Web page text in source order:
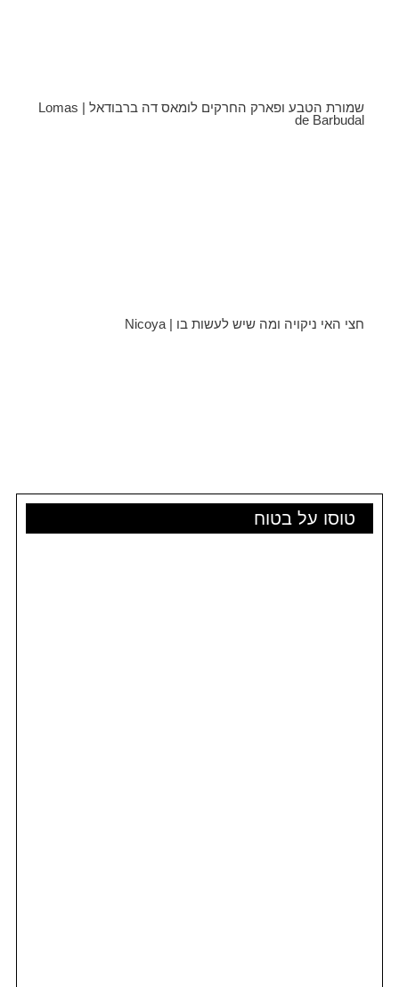
טוסו על בטוח
שמורת הטבע ופארק החרקים לומאס דה ברבודאל | Lomas
de Barbudal
חצי האי ניקויה ומה שיש לעשות בו | Nicoya